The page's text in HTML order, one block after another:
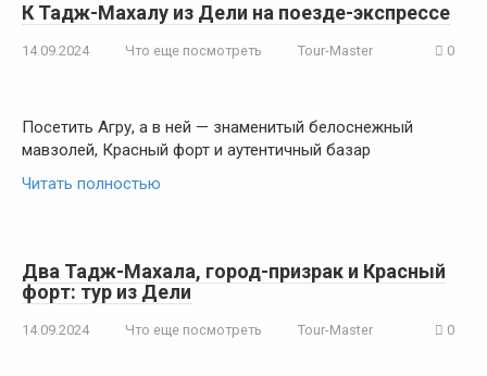
К Тадж-Махалу из Дели на поезде-экспрессе
14.09.2024 Что еще посмотреть Tour-Master 0
Посетить Агру, а в ней — знаменитый белоснежный
мавзолей, Красный форт и аутентичный базар
Читать полностью
Два Тадж-Махала, город-призрак и Красный
форт: тур из Дели
14.09.2024 Что еще посмотреть Tour-Master 0